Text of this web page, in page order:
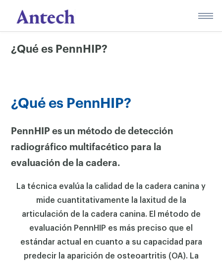
content
¿Qué es PennHIP?
¿Qué es PennHIP?
PennHIP es un método de detección
radiográfico multifacético para la
evaluación de la cadera.
La técnica evalúa la calidad de la cadera canina y
mide cuantitativamente la laxitud de la
articulación de la cadera canina. El método de
evaluación PennHIP es más preciso que el
estándar actual en cuanto a su capacidad para
predecir la aparición de osteoartritis (OA). La